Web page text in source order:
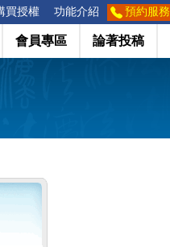
買授權 功能介紹 預約服務
會員專區 論著投稿